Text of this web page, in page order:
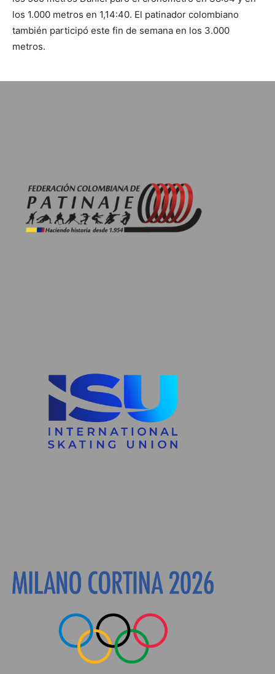
los 1.000 metros en 1,14:40. El patinador colombiano
también participó este fin de semana en los 3.000
metros.